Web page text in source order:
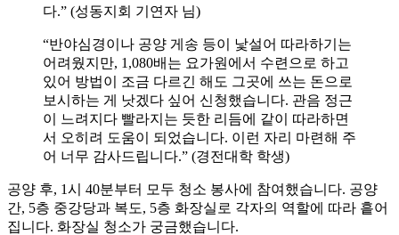
다.” (성동지회 기연자 님)
“반야심경이나 공양 게송 등이 낯설어 따라하기는
어려웠지만, 1,080배는 요가원에서 수련으로 하고
있어 방법이 조금 다르긴 해도 그곳에 쓰는 돈으로
보시하는 게 낫겠다 싶어 신청했습니다. 관음 정근
이 느려지다 빨라지는 듯한 리듬에 같이 따라하면
서 오히려 도움이 되었습니다. 이런 자리 마련해 주
어 너무 감사드립니다.” (경전대학 학생)
공양 후, 1시 40분부터 모두 청소 봉사에 참여했습니다. 공양
간, 5층 중강당과 복도, 5층 화장실로 각자의 역할에 따라 흩어
집니다. 화장실 청소가 궁금했습니다.